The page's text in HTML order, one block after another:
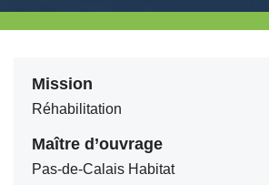
Mission
Réhabilitation
Maître d’ouvrage
Pas-de-Calais Habitat